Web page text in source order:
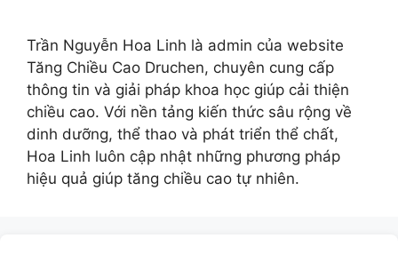
Trần Nguyễn Hoa Linh là admin của website
Tăng Chiều Cao Druchen, chuyên cung cấp
thông tin và giải pháp khoa học giúp cải thiện
chiều cao. Với nền tảng kiến thức sâu rộng về
dinh dưỡng, thể thao và phát triển thể chất,
Hoa Linh luôn cập nhật những phương pháp
hiệu quả giúp tăng chiều cao tự nhiên.